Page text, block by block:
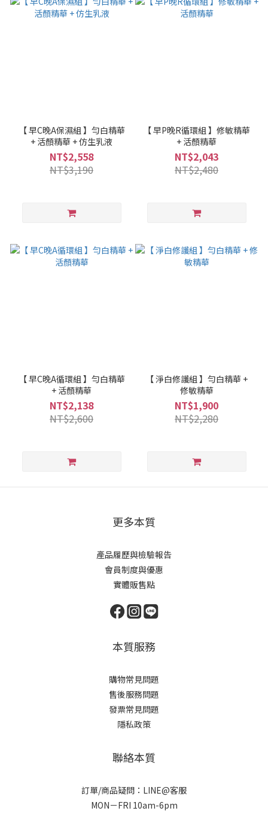
【 早C晚A保濕組 】勻白精華
+ 活顏精華 + 仿生乳液
NT$2,558
NT$3,190
【 早P晚R循環組 】修敏精華
+ 活顏精華
NT$2,043
NT$2,480
【 早C晚A循環組 】勻白精華
+ 活顏精華
NT$2,138
NT$2,600
【 淨白修護組 】勻白精華 +
修敏精華
NT$1,900
NT$2,280
更多本質
產品履歷與檢驗報告
會員制度與優惠
實體販售點
本質服務
購物常見問題
售後服務問題
發票常見問題
隱私政策
聯絡本質
訂單/商品疑問：LINE@客服
MON－FRI 10am-6pm